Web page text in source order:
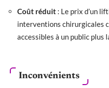
Coût réduit : Le prix d’un
interventions chirurgicales
accessibles à un public plus
Inconvénients